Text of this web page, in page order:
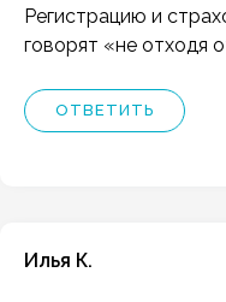
Регистрацию и
говорят «не отходя
ОТВЕТИТЬ
Илья К.